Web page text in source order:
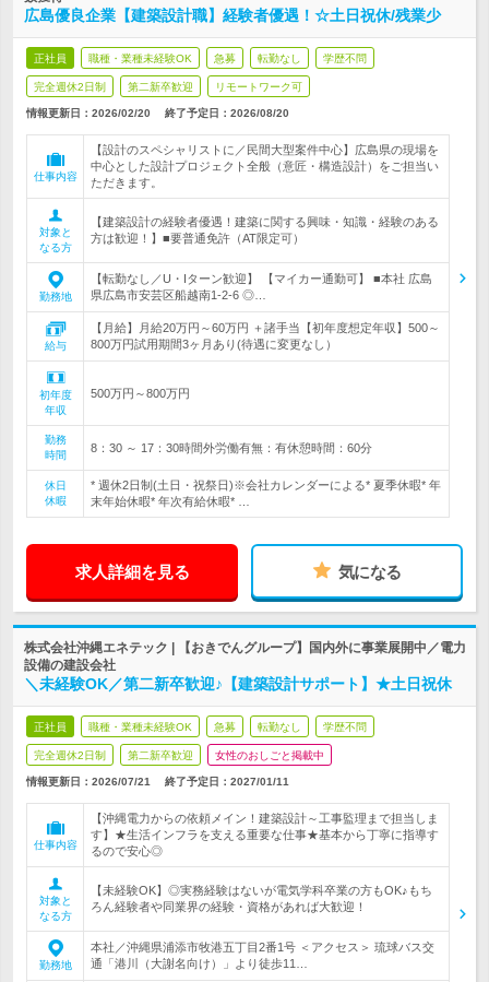
広島優良企業【建築設計職】経験者優遇！☆土日祝休/残業少
正社員 職種・業種未経験OK 急募 転勤なし 学歴不問
完全週休2日制 第二新卒歓迎 リモートワーク可
情報更新日：2026/02/20 終了予定日： 2026/08/20
仕事内容
【設計のスペシャリストに／民間大型案件中心】広島県の現場を
中心とした設計プロジェクト全般（意匠・構造設計）をご担当い
ただきます。
対象と
なる方
【建築設計の経験者優遇！建築に関する興味・知識・経験のある
方は歓迎！】■要普通免許（AT限定可）
勤務地
【転勤なし／U・Iターン歓迎】 【マイカー通勤可】 ■本社 広島
県広島市安芸区船越南1-2-6 ◎…
給与
【月給】月給20万円～60万円 ＋諸手当【初年度想定年収】500～
800万円試用期間3ヶ月あり(待遇に変更なし）
初年度
年収
500万円～800万円
勤務
時間
8：30 ～ 17：30時間外労働有無：有休憩時間：60分
休日
休暇
* 週休2日制(土日・祝祭日)※会社カレンダーによる* 夏季休暇* 年
末年始休暇* 年次有給休暇* …
求人詳細を見る 気になる
株式会社沖縄エネテック | 【おきでんグループ】国内外に事業展開中／電力
設備の建設会社
＼未経験OK／第二新卒歓迎♪【建築設計サポート】★土日祝休
正社員 職種・業種未経験OK 急募 転勤なし 学歴不問
完全週休2日制 第二新卒歓迎 女性のおしごと掲載中
情報更新日：2026/07/21 終了予定日： 2027/01/11
仕事内容
【沖縄電力からの依頼メイン！建築設計～工事監理まで担当しま
す】★生活インフラを支える重要な仕事★基本から丁寧に指導す
るので安心◎
対象と
なる方
【未経験OK】◎実務経験はないが電気学科卒業の方もOK♪もち
ろん経験者や同業界の経験・資格があれば大歓迎！
勤務地
本社／沖縄県浦添市牧港五丁目2番1号 ＜アクセス＞ 琉球バス交
通「港川（大謝名向け）」より徒歩11…